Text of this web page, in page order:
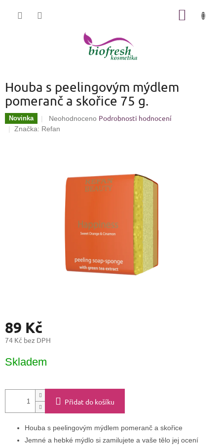
Houba s peelingovým mýdlem
pomeranč a skořice 75 g.
Novinka
Průměrné
hodnocení
hvězdiček.
Neohodnoceno Podrobnosti hodnocení
Značka: Refan
89 Kč
74 Kč bez DPH
cena:
Skladem
Přidat do košíku
Houba s peelingovým mýdlem pomeranč a skořice
Jemné a hebké mýdlo si zamilujete a vaše tělo jej ocení